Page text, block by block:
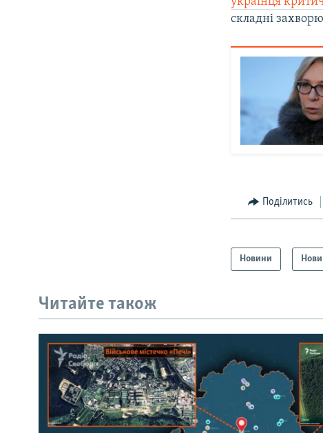
складні
Поділитись
Новини
Читайте також